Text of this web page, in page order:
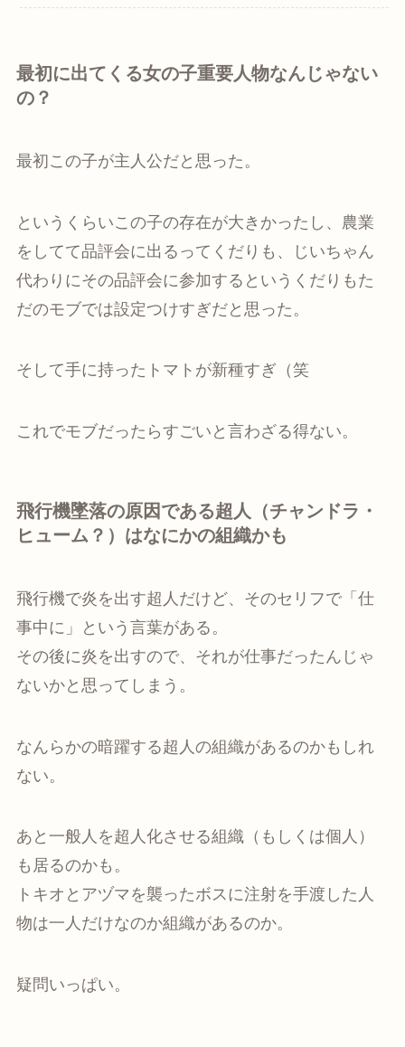
最初に出てくる女の子重要人物なんじゃない
の？
最初この子が主人公だと思った。
というくらいこの子の存在が大きかったし、農業
をしてて品評会に出るってくだりも、じいちゃん
代わりにその品評会に参加するというくだりもた
だのモブでは設定つけすぎだと思った。
そして手に持ったトマトが新種すぎ（笑
これでモブだったらすごいと言わざる得ない。
飛行機墜落の原因である超人（チャンドラ・
ヒューム？）はなにかの組織かも
飛行機で炎を出す超人だけど、そのセリフで「仕
事中に」という言葉がある。
その後に炎を出すので、それが仕事だったんじゃ
ないかと思ってしまう。
なんらかの暗躍する超人の組織があるのかもしれ
ない。
あと一般人を超人化させる組織（もしくは個人）
も居るのかも。
トキオとアヅマを襲ったボスに注射を手渡した人
物は一人だけなのか組織があるのか。
疑問いっぱい。